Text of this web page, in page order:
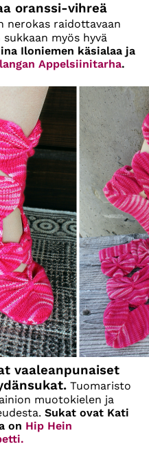
oranssi-vihreä
nerokas raidottavaan
myös hyvä
Iloniemen käsialaa ja
Appelsiinitarha.
vaaleanpunaiset
Tuomaristo
muotokielen ja
Sukat ovat Kati
on Hip Hein